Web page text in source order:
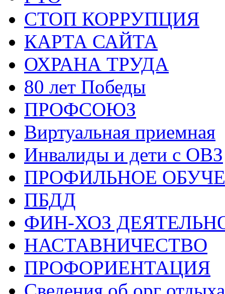
СТОП КОРРУПЦИЯ
КАРТА САЙТА
ОХРАНА ТРУДА
80 лет Победы
ПРОФСОЮЗ
Виртуальная приемная
Инвалиды и дети с ОВЗ
ПРОФИЛЬНОЕ
ПБДД
ФИН-ХОЗ
НАСТАВНИЧЕСТВО
ПРОФОРИЕНТАЦИЯ